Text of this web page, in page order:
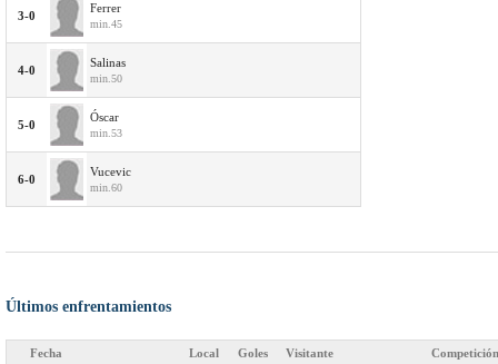
3-0
Ferrer
min.45
4-0
Salinas
min.50
5-0
Óscar
min.53
6-0
Vucevic
min.60
Últimos enfrentamientos
Fecha Local Goles Visitante Competición